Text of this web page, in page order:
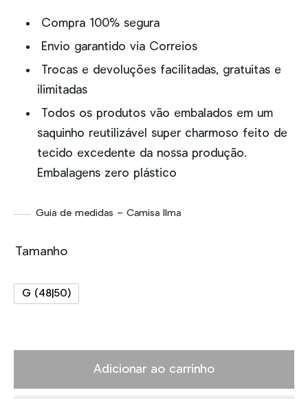
Compra 100% segura
Envio garantido via Correios
Trocas e devoluções facilitadas, gratuitas e
ilimitadas
Todos os produtos vão embalados em um
saquinho reutilizável super charmoso feito de
tecido excedente da nossa produção.
Embalagens zero plástico
Guia de medidas – Camisa Ilma
Tamanho
G (48|50)
Adicionar ao carrinho